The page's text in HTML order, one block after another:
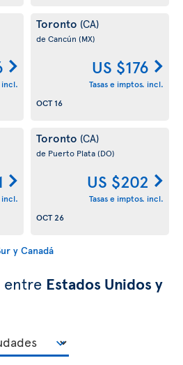
incl.
Toronto (CA)
de Cancún (MX)
US $176
Tasas e imptos. incl.
OCT 16
incl.
Toronto (CA)
de Puerto Plata(DO)
US $202
Tasas e imptos. incl.
OCT 26
y Canadá
entre Estados Unidos y